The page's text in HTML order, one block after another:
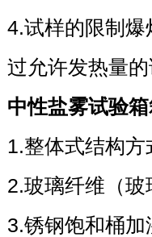
4.试样的限制爆
过允许发热量
中性盐雾试验
1.整体式结构方
2.玻璃纤维（玻
3.锈钢饱和桶